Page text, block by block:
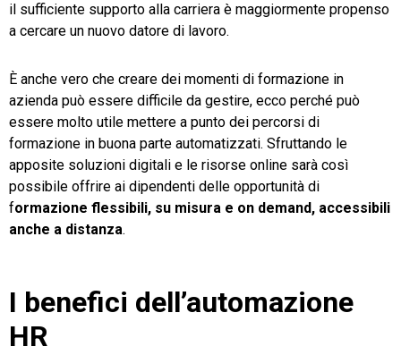
il sufficiente supporto alla carriera è maggiormente propenso
a cercare un nuovo datore di lavoro.
È anche vero che creare dei momenti di formazione in
azienda può essere difficile da gestire, ecco perché può
essere molto utile mettere a punto dei percorsi di
formazione in buona parte automatizzati. Sfruttando le
apposite soluzioni digitali e le risorse online sarà così
possibile offrire ai dipendenti delle opportunità di
formazione flessibili, su misura e on demand, accessibili
anche a distanza.
I benefici dell’automazione
HR